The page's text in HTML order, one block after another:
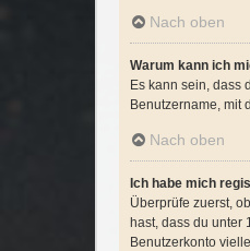
Nach oben
Warum kann ich
Es kann sein, dass
Benutzername, mit
Nach oben
Ich habe mich
Überprüfe zuerst,
hast, dass du unter
Benutzerkonto